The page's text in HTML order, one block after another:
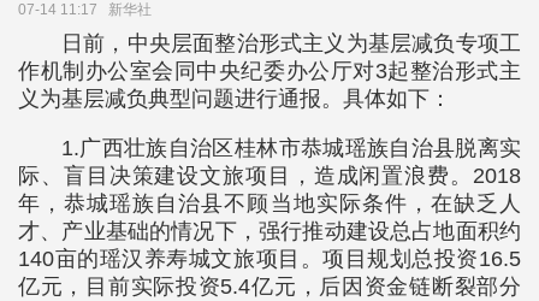
07-14 11:17 新华社
日前，中央层面整治形式主义为基层减负专项工
作机制办公室会同中央纪委办公厅对3起整治形式主
义为基层减负典型问题进行通报。具体如下：
1.广西壮族自治区桂林市恭城瑶族自治县脱离实
际、盲目决策建设文旅项目，造成闲置浪费。2018
年，恭城瑶族自治县不顾当地实际条件，在缺乏人
才、产业基础的情况下，强行推动建设总占地面积约
140亩的瑶汉养寿城文旅项目。项目规划总投资16.5
亿元，目前实际投资5.4亿元，后因资金链断裂部分